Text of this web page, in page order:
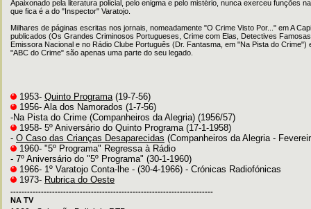
Apaixonado pela literatura policial, pelo enigma e pelo mistério, nunca exerceu funções
que fica é a do "Inspector" Varatojo.
Milhares de páginas escritas nos jornais, nomeadamente "O Crime Visto Por..." em A
publicados (Os Grandes Criminosos Portugueses, Crime com Elas, Detectives
Emissora Nacional e no Rádio Clube Português (Dr. Fantasma, em "Na Pista do Crime")
"ABC do Crime" são apenas uma parte do seu legado.
1953- Quinto Programa(19-7-56)
1956- Ala dos Namorados (1-7-56)
-Na Pista do Crime (Companheiros da Alegria) (1956/57)
1958- 5º Aniversário do Quinto Programa (17-1-1958)
- O Caso das Crianças Desaparecidas (Companheiros da Alegria -
1960- "5º Programa" Regressa à Rádio
- 7º Aniversário do "5º Programa" (30-1-1960)
1966- 1º Varatojo Conta-lhe - (30-4-1966) - Crónicas Radiofónicas
1973- Rubrica do Oeste
-------------------------------------------------------------------------
NA TV